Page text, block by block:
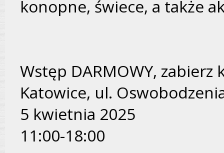
konopne, świece, a także
Wstęp DARMOWY,
Katowice, ul.
5 kwietnia 2025
11:00-18:00